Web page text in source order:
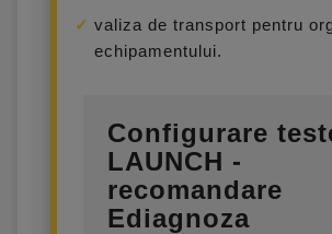
valiza de transport pentru
echipamentului.
Configurare
LAUNCH -
recomandare
Ediagnoza